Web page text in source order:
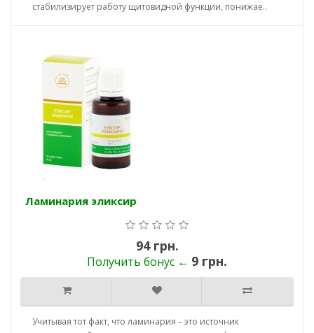
стабилизирует работу щитовидной функции, понижае..
Ламинария эликсир
94 грн.
Получить бонус ← 9 грн.
Учитывая тот факт, что ламинария – это источник